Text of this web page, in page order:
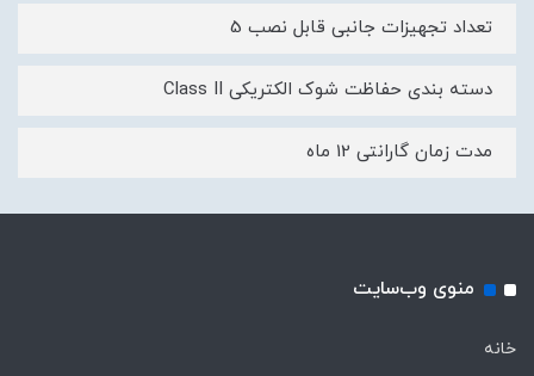
تعداد تجهیزات جانبی قابل نصب 5
دسته بندی حفاظت شوک الکتریکی Class II
مدت زمان گارانتی 12 ماه
منوی وب‌سایت
خانه